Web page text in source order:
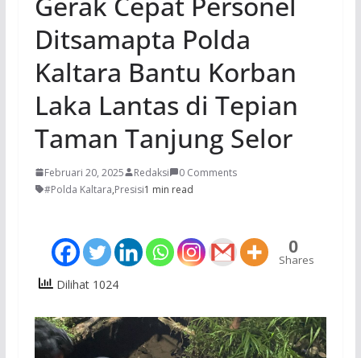
Ditsamapta Polda
Kaltara Bantu Korban
Laka Lantas di Tepian
Taman Tanjung Selor
Februari 20, 2025 Redaksi
0 Comments
#Polda Kaltara,Presisi1 min read
0
Shares
Dilihat 1024